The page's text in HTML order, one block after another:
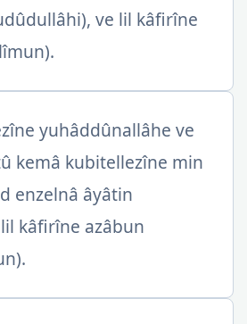
ve lil kâfirîne
yuhâddûnallâhe ve
kemâ kubitellezîne min
enzelnâ âyâtin
kâfirîne azâbun